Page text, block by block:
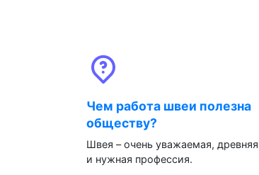
Чем работа швеи полезна
обществу?
Швея – очень уважаемая, древняя
и нужная профессия.